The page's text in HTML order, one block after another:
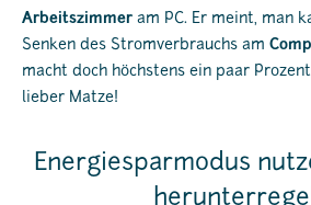
Arbeitszimmer am PC. Er meint, man
Senken des Stromverbrauchs am
macht doch höchstens ein paar
lieber Matze!
Energiesparmodus